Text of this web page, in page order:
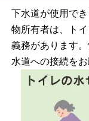
下水道が使用で
物所有者は、ト
義務があります
水道への接続をお